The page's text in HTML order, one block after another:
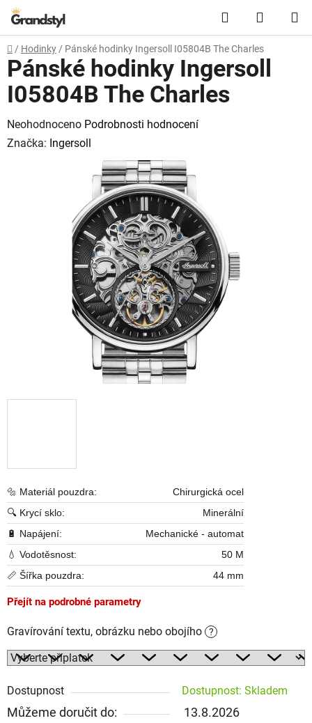
Přejít na obsah Hledat
Domů
/ Hodinky / Pánské hodinky Ingersoll I05804B The Charles
🔩 Materiál pouzdra:
Chirurgická ocel
🔍 Krycí sklo:
Minerální
🔋 Napájení:
Mechanické - automat
💧 Vodotěsnost:
50 M
📏 Šířka pouzdra:
44 mm
Přejít na podrobné parametry
Gravírování textu, obrázku nebo obojího ?
Dostupnost Dostupnost: Skladem
Můžeme doručit do:
13.8.2026
Pánské hodinky Ingersoll
I05804B The Charles
Průměrné hodnocení produktu je 0,0 z 5 hvězdiček.
Neohodnoceno Podrobnosti hodnocení
Značka: Ingersoll